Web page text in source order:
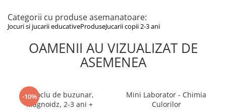
Categorii cu produse asemanatoare:
Jocuri si jucarii educativeProduseJucarii copii 2-3 ani
OAMENII AU VIZUALIZAT DE
ASEMENEA
-10%
Binoclu de buzunar,
Magnoidz, 2-3 ani +
Mini Laborator - Chimia
Culorilor